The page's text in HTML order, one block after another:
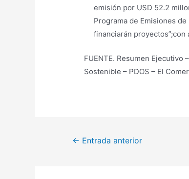
emisión por USD 52.2
Programa de Emisiones
financiarán proyectos”;con
FUENTE. Resumen
Sostenible – PDOS – El
Navegación
← Entrada anterior